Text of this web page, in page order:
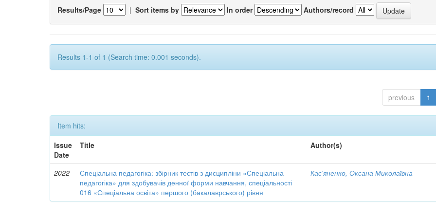
Results/Page | Sort items by In order Authors/record
Results 1-1 of 1 (Search time: 0.001 seconds).
previous 1
Item hits:
Issue
Date
Title Author(s)
2022
Спеціальна педагогіка: збірник тестів з дисципліни «Спеціальна
педагогіка» для здобувачів денної форми навчання, спеціальності
016 «Спеціальна освіта» першого (бакалаврського) рівня
Кас'яненко, Оксана Миколаївна